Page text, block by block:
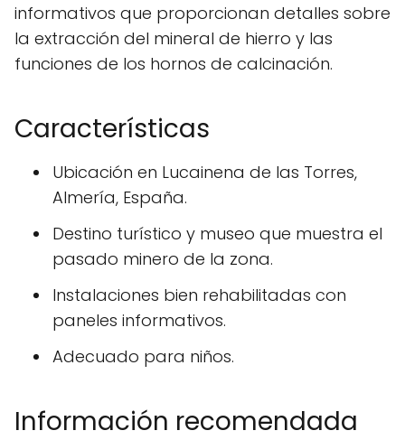
informativos que proporcionan detalles sobre
la extracción del mineral de hierro y las
funciones de los hornos de calcinación.
Características
Ubicación en Lucainena de las Torres,
Almería, España.
Destino turístico y museo que muestra el
pasado minero de la zona.
Instalaciones bien rehabilitadas con
paneles informativos.
Adecuado para niños.
Información recomendada